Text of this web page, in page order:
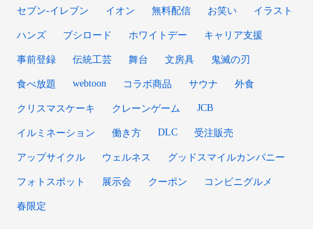
セブン-イレブン イオン 無料配信 お笑い イラスト
ハンズ ブシロード ホワイトデー キャリア支援
事前登録 伝統工芸 舞台 文房具 鬼滅の刃
食べ放題 webtoon コラボ商品 サウナ 外食
クリスマスケーキ クレーンゲーム JCB
イルミネーション 働き方 DLC 受注販売
アップサイクル ウェルネス グッドスマイルカンパニー
フォトスポット 展示会 クーポン コンビニグルメ
春限定